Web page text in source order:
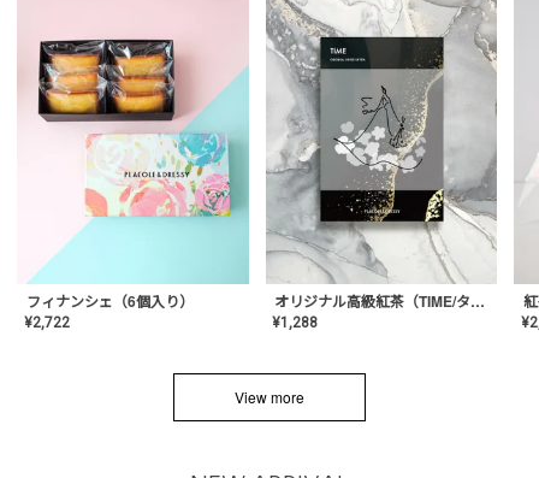
フィナンシェ（6個入り）
¥2,722
オリジナル高級紅茶（TIME/タイム）【ギフト/プチギフト/プレゼント/内祝い/結婚式/オリジナル配合/高品質/ハーブティー/茶葉/記念日/お返し/手土産/美容/おしゃれ】
¥1,288 ¥
View more